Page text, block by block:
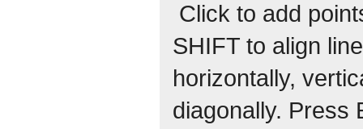
Click to add
SHIFT to align
horizontally,
diagonally. Press